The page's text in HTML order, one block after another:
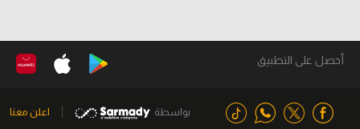
أحصل على التطبيق
بواسطة اعلن معنا